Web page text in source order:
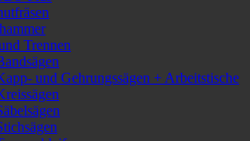
Trennen
und Gehrungssägen + Arbeitstische